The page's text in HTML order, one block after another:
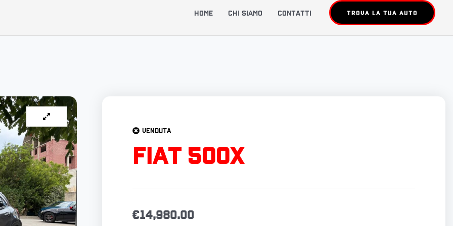
Home Chi siamo Contatti TROVA LA TUA AUTO
VENDUTA
FIAT 500X
€14,980.00